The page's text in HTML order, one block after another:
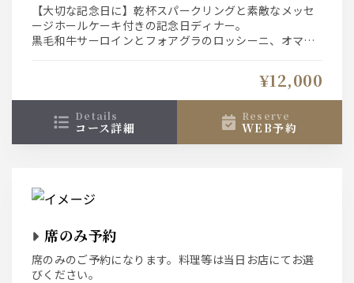
【大切な記念日に】乾杯スパークリングと素敵なメッセ
ージホールケーキ付きの記念日ディナー。
黒毛和牛サーロインとフォアグラのロッシーニ、オマー
¥12,000
details
コース詳細
reserve
WEB予約
席のみ予約
席のみのご予約になります。料理等は当日お店にてお選
びください。